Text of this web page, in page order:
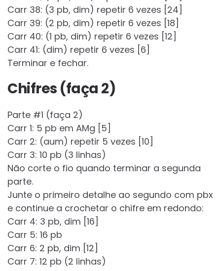
Carr 38: (3 pb, dim) repetir 6 vezes [24]
Carr 39: (2 pb, dim) repetir 6 vezes [18]
Carr 40: (1 pb, dim) repetir 6 vezes [12]
Carr 41: (dim) repetir 6 vezes [6]
Terminar e fechar.
Chifres (faça 2)
Parte #1 (faça 2)
Carr 1: 5 pb em AMg [5]
Carr 2: (aum) repetir 5 vezes [10]
Carr 3: 10 pb (3 linhas)
Não corte o fio quando terminar a segunda
parte.
Junte o primeiro detalhe ao segundo com pbx
e continue a crochetar o chifre em redondo:
Carr 4: 3 pb, dim [16]
Carr 5: 16 pb
Carr 6: 2 pb, dim [12]
Carr 7: 12 pb (2 linhas)